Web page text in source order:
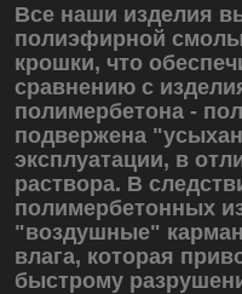
Все наши изделия
полиэфирной
крошки, что
сравнению с
полимербетона -
подвержена
эксплуатации, в
раствора. В
полимербетонных
"воздушные"
влага, которая
быстрому